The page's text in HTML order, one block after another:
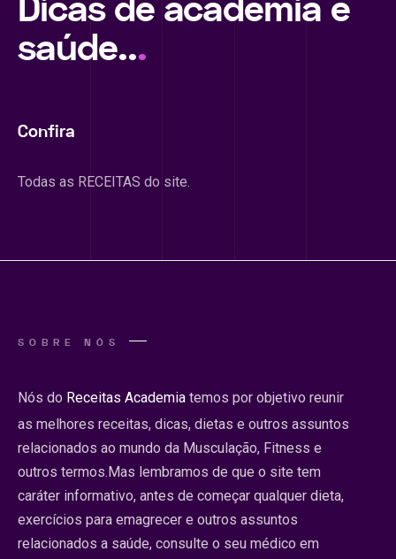
saúde...
Confira
Todas as RECEITAS do site.
SOBRE NÓS
Nós do Receitas Academia temos por objetivo reunir
as melhores receitas, dicas, dietas e outros assuntos
relacionados ao mundo da Musculação, Fitness e
outros termos.Mas lembramos de que o site tem
caráter informativo, antes de começar qualquer dieta,
exercícios para emagrecer e outros assuntos
relacionados a saúde, consulte o seu médico em